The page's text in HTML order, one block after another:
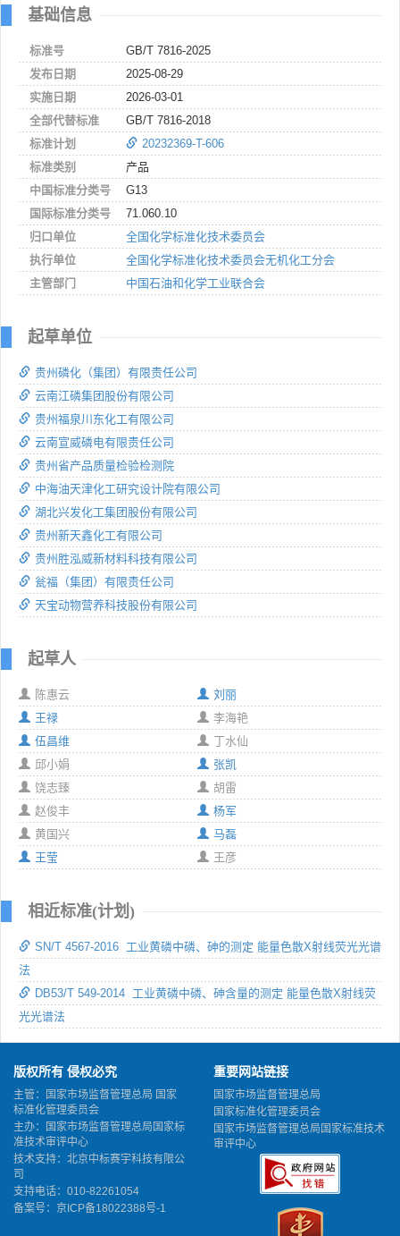
基础信息
标准号
GB/T 7816-2025
发布日期
2025-08-29
实施日期
2026-03-01
全部代替标准
GB/T 7816-2018
标准计划
20232369-T-606
标准类别
产品
中国标准分类号
G13
国际标准分类号
71.060.10
归口单位
全国化学标准化技术委员会
执行单位
全国化学标准化技术委员会无机化工分会
主管部门
中国石油和化学工业联合会
起草单位
贵州磷化（集团）有限责任公司
云南江磷集团股份有限公司
贵州福泉川东化工有限公司
云南宣威磷电有限责任公司
贵州省产品质量检验检测院
中海油天津化工研究设计院有限公司
湖北兴发化工集团股份有限公司
贵州新天鑫化工有限公司
贵州胜泓威新材料科技有限公司
瓮福（集团）有限责任公司
天宝动物营养科技股份有限公司
起草人
陈惠云
刘丽
王禄
李海艳
伍昌维
丁水仙
邱小娟
张凯
饶志臻
胡雷
赵俊丰
杨军
黄国兴
马磊
王莹
王彦
相近标准(计划)
SN/T 4567-2016 工业黄磷中磷、砷的测定 能量色散X射线荧光光谱
法
DB53/T 549-2014 工业黄磷中磷、砷含量的测定 能量色散X射线荧
光光谱法
版权所有 侵权必究
主管：国家市场监督管理总局 国家
标准化管理委员会
主办：国家市场监督管理总局国家标
准技术审评中心
技术支持：北京中标赛宇科技有限公
司
支持电话：010-82261054
备案号： 京ICP备18022388号-1
重要网站链接
国家市场监督管理总局
国家标准化管理委员会
国家市场监督管理总局国家标准技术
审评中心